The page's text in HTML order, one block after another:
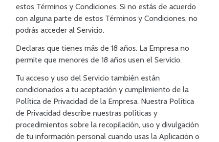
estos Términos y Condiciones. Si no estás de acuerdo
con alguna parte de estos Términos y Condiciones, no
podrás acceder al Servicio.
Declaras que tienes más de 18 años. La Empresa no
permite que menores de 18 años usen el Servicio.
Tu acceso y uso del Servicio también están
condicionados a tu aceptación y cumplimiento de la
Política de Privacidad de la Empresa. Nuestra Política
de Privacidad describe nuestras políticas y
procedimientos sobre la recopilación, uso y divulgación
de tu información personal cuando usas la Aplicación o